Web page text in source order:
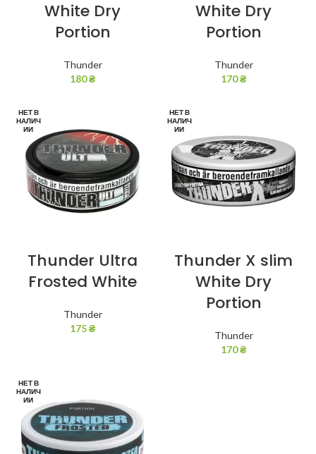
White Dry
Portion
Thunder
180₴
White Dry
Portion
Thunder
170₴
НЕТ В
НАЛИЧ
ИИ
Thunder Ultra
Frosted White
Thunder
175₴
НЕТ В
НАЛИЧ
ИИ
Thunder X slim
White Dry
Portion
Thunder
170₴
НЕТ В
НАЛИЧ
ИИ